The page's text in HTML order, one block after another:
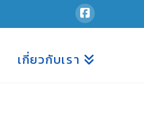
เกี่ยวกับเรา